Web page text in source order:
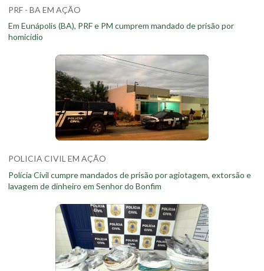
PRF - BA EM AÇÃO
Em Eunápolis (BA), PRF e PM cumprem mandado de prisão por
homicídio
POLICIA CIVIL EM AÇÃO
Polícia Civil cumpre mandados de prisão por agiotagem, extorsão e
lavagem de dinheiro em Senhor do Bonfim